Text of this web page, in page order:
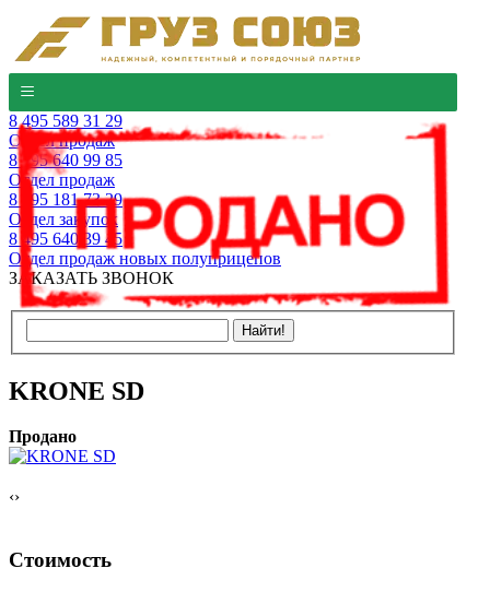
8 495 589 31 29
Отдел продаж
8 495 640 99 85
Отдел продаж
8 495 181 73 29
Отдел закупок
8 495 640 39 45
Отдел продаж новых полуприцепов
ЗАКАЗАТЬ ЗВОНОК
KRONE SD
Продано
‹›
Стоимость